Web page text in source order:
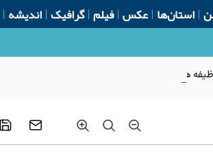
استان‌ها عکس فیلم گرافیک اندیشه
همه ما است